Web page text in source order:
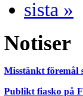
sista »
Notiser
Misstänkt föremål
Publikt fiasko på